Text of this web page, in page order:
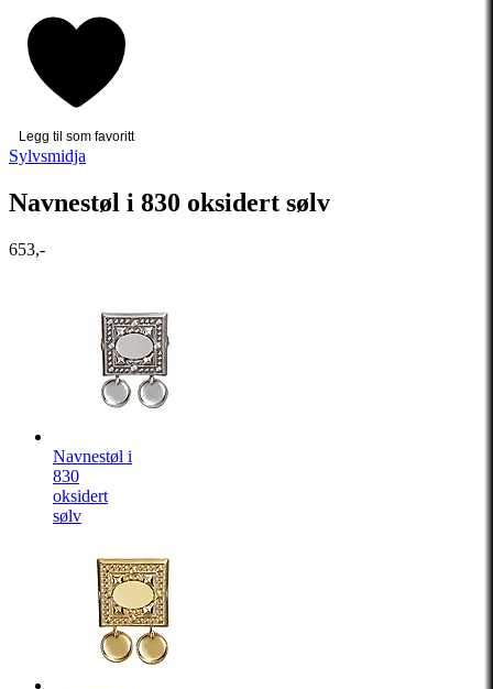
Legg til som favoritt
Sylvsmidja
Navnestøl i 830 oksidert sølv
653,-
Navnestøl i
830
oksidert
sølv